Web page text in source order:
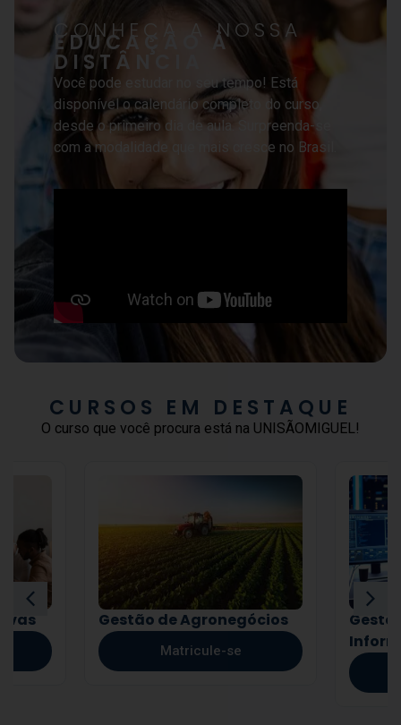
CONHEÇA A NOSSA
EDUCAÇÃO À
DISTÂNCIA
Você pode estudar no seu tempo! Está
disponível o calendário completo do curso,
desde o primeiro dia de aula. Surpreenda-se
com a modalidade que mais cresce no Brasil.
CURSOS EM DESTAQUE
O curso que você procura está na UNISÃOMIGUEL!
Gestão de Agronegócios
Matricule-se